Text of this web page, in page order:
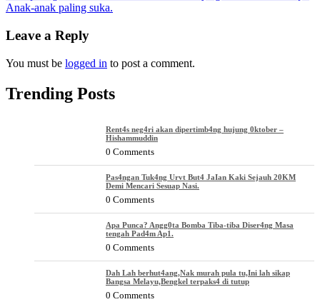
navigation
Anak-anak paling suka.
Leave a Reply
You must be logged in to post a comment.
Trending Posts
Rent4s neg4ri akan dipertimb4ng hujung 0ktober –
Hishammuddin
0 Comments
Pas4ngan Tuk4ng Urvt But4 JaIan Kaki Sejauh 20KM
Demi Mencari Sesuap Nasi.
0 Comments
Apa Punca? Angg0ta Bomba Tiba-tiba Diser4ng Masa
tengah Pad4m Ap1.
0 Comments
Dah Lah berhut4ang,Nak murah pula tu,Ini lah sikap
Bangsa Melayu,Bengkel terpaks4 di tutup
0 Comments